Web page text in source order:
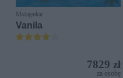
Madagaskar
Vanila
7829 zł
za osobę